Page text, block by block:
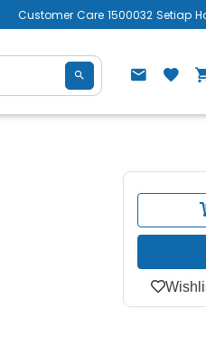
Customer Care 1500032 Setiap